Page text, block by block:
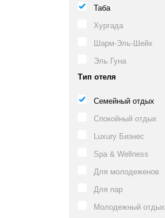
Таба
Хургада
Шарм-Эль-Шейх
Эль Гуна
Тип отеля
Семейный отдых
Спокойный отдых
Luxury Бизнес
Spa & Wellness
Для молодеженов
Для пар
Молодежный отдых